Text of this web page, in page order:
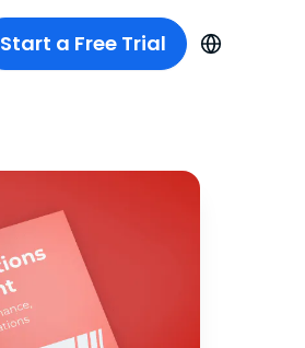
Start a Free Trial